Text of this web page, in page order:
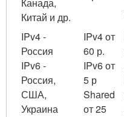
Китай и др.
IPv4 -
Россия
IPv6 -
Россия,
США,
Украина
IPv4 от
60 р.
IPv6 от
5 р
Shаred
от 25